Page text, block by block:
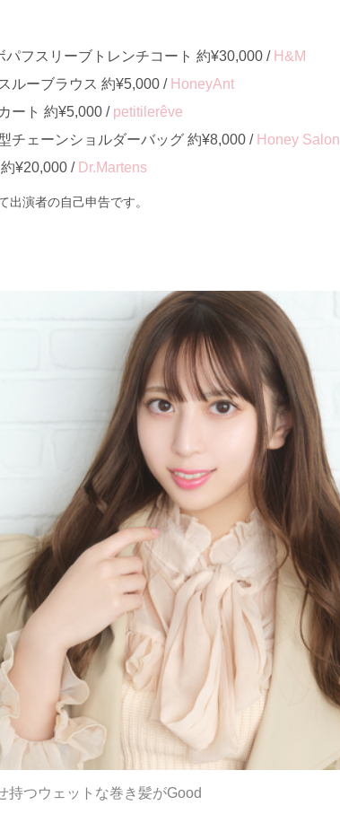
パフスリーブトレンチコート 約¥30,000 / H&M
ルーブラウス 約¥5,000 / HoneyAnt
ート 約¥5,000 / petitilerêve
チェーンショルダーバッグ 約¥8,000 / Honey Salon
¥20,000 / Dr.Martens
演者の自己申告です。
持つウェットな巻き髪がGood